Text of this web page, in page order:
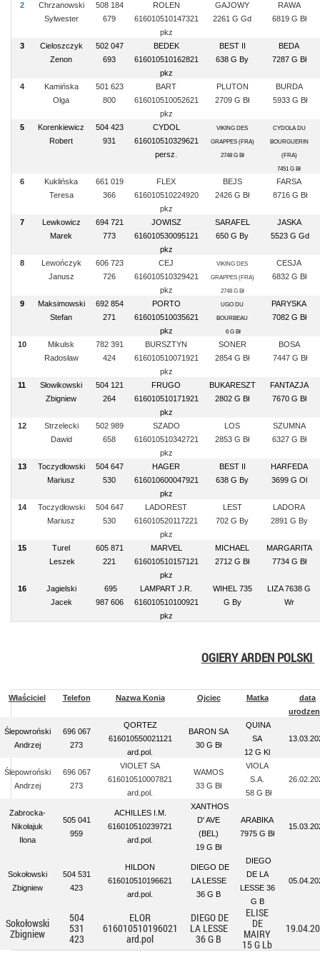
2
Chrzanowski
Sylwester
508 184
679
ROLEN
616010510147321
pkz
GAJOWY
2261 G Gd
RAWA
6819 G Bł
3
Cieloszczyk
Zenon
502 047
693
BEDEK
616010510162821
pkz
BEST II
638 G By
BEDA
7287 G Bł
4
Kamińska
Olga
501 623
800
BART
616010510052621
pkz
PLUTON
2709 G Bł
BURDA
5933 G Bł
5
Korenkiewicz
Robert
504 423
931
CYDOL
616010510329621
persz.
VIKING DES
GRAPPES (FRA)
2748 G Bł
CYDOLA DU
BOURGUERIN
(FRA)
7451 G Bł
6
Kuklińska
Teresa
661 019
366
FLEX
616010510224920
pkz
BEJS
2426 G Bł
FARSA
8716 G Bł
7
Lewkowicz
Marek
694 721
773
JOWISZ
616010530095121
pkz
SARAFEL
650 G By
JASKA
5523 G Gd
8
Lewończyk
Janusz
606 723
726
CEJ
616010510329421
pkz
VIKING DES
GRAPPES (FRA)
2748 G Bł
CESJA
6832 G Bł
9
Maksimowski
Stefan
692 854
271
PORTO
616010510035621
pkz
UGO DU
BOURBEAU
6 G Bł
PARYSKA
7082 G Bł
10
Mikulsk
Radosław
782 391
424
BURSZTYN
616010510071921
pkz
SONER
2854 G Bł
BOSA
7447 G Bł
11
Słowikowski
Zbigniew
504 121
264
FRUGO
616010510171921
pkz
BUKARESZT
2802 G Bł
FANTAZJA
7670 G Bł
12
Strzelecki
Dawid
502 989
658
SZADO
616010510342721
pkz
LOS
2853 G Bł
SZUMNA
6327 G Bł
13
Toczydłowski
Mariusz
504 647
530
HAGER
616010600047921
pkz
BEST II
638 G By
HARFEDA
3699 G Ol
14
Toczydłowski
Mariusz
504 647
530
LADOREST
616010520117221
pkz
LEST
702 G By
LADORA
2891 G By
15
Turel
Leszek
605 871
221
MARVEL
616010510157121
pkz
MICHAEL
2712 G Bł
MARGARITA
7734 G Bł
16
Jagielski
Jacek
695
987 606
LAMPART J.R.
616010510100921
pkz
WIHEL 735
G By
LIZA 7638 G
Wr
OGIERY ARDEN POLSKI
Właściciel Telefon Nazwa Konia Ojciec Matka
data
Ślepowroński
Andrzej
696 067
273
QORTEZ
616010550021121
ard.pol.
BARON SA
30 G Bł
QUINA
SA
12 G Kl
Ślepowroński
Andrzej
696 067
273
VIOLET SA
616010510007821
ard.pol.
WAMOS
33 G Bł
VIOLA
S.A.
58 G Bł
Zabrocka-
Nikołajuk
Ilona
505 041
959
ACHILLES I.M.
616010510239721
ard.pol.
XANTHOS
D' AVE
(BEL)
19 G Bł
ARABIKA
7975 G Bł
Sokołowski
Zbigniew
504 531
423
HILDON
616010510196621
ard.pol.
DIEGO DE
LA LESSE
36 G B
DIEGO
DE LA
LESSE 36
G B
Sokołowski
Zbigniew
504
531
423
ELOR
616010510196021
ard.pol
DIEGO DE
LA LESSE
36 G B
ELISE
DE
MAIRY
15 G Lb